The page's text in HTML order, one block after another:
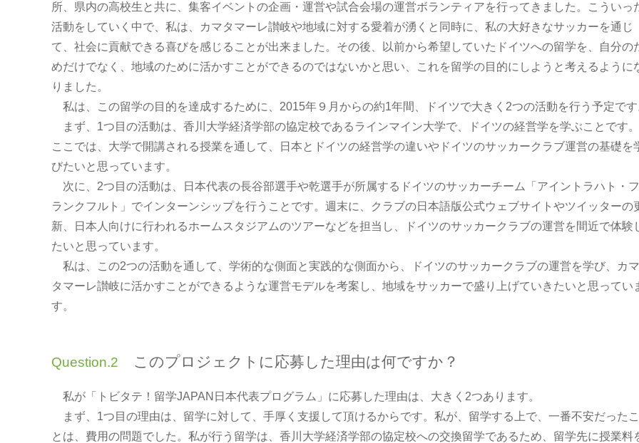
所、県内の高校生と共に、集客イベントの企画・運営や試合会場の運営ボランティアを行ってきました。こういっ
活動をしていく中で、私は、カマタマーレ讃岐や地域に対する愛着が湧くと同時に、私の大好きなサッカーを通じ
て、社会に貢献できる喜びを感じることが出来ました。その後、以前から希望していたドイツへの留学を、自分の
めだけでなく、地域のために活かすことができるのではないかと思い、これを留学の目的にしようと考えるように
りました。
私は、この留学の目的を達成するために、2015年９月からの約1年間、ドイツで大きく2つの活動を行う予定です
まず、1つ目の活動は、香川大学経済学部の協定校であるラインマイン大学で、ドイツの経営学を学ぶことです。
ここでは、大学で開講される授業を通して、日本とドイツの経営学の違いやドイツのサッカークラブ運営の基礎を
びたいと思っています。
次に、2つ目の活動は、日本代表の長谷部選手や乾選手が所属するドイツのサッカーチーム「アイントラハト・フ
ランクフルト」でインターンシップを行うことです。週末に、クラブの日本語版公式ウェブサイトやツイッターの
新、日本人向けに行われるホームスタジアムのツアーなどを担当し、ドイツのサッカークラブの運営を間近で体験
たいと思っています。
私は、この2つの活動を通して、学術的な側面と実践的な側面から、ドイツのサッカークラブの運営を学び、カマ
タマーレ讃岐に活かすことができるような運営モデルを考案し、地域をサッカーで盛り上げていきたいと思ってい
す。
Question.2 このプロジェクトに応募した理由は何ですか？
私が「トビタテ！留学JAPAN日本代表プログラム」に応募した理由は、大きく2つあります。
まず、1つ目の理由は、留学に対して、手厚く支援して頂けるからです。私が、留学する上で、一番不安だったこ
とは、費用の問題でした。私が行う留学は、香川大学経済学部の協定校への交換留学であるため、留学先に授業料